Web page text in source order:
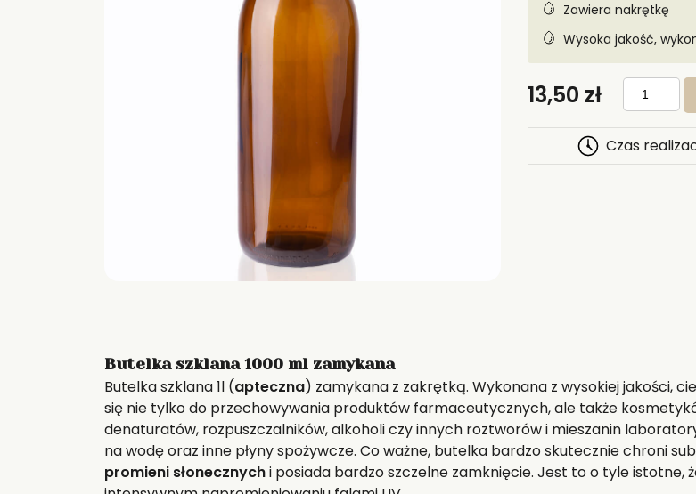
Zawiera nakrętkę
Wysoka jakość,
13,50 zł ilość
Butelka
1000
ml
z
szkło.
Czas
Butelka szklana 1000 ml zamykana
Butelka szklana 1l (apteczna) zamykana z zakrętką. Wykonana z wysokiej jakości,
się nie tylko do przechowywania produktów farmaceutycznych, ale także
denaturatów, rozpuszczalników, alkoholi czy innych roztworów i mieszanin
na wodę oraz inne płyny spożywcze. Co ważne, butelka bardzo skutecznie chroni
promieni słonecznychi posiada bardzo szczelne zamknięcie. Jest to o tyle istotne,